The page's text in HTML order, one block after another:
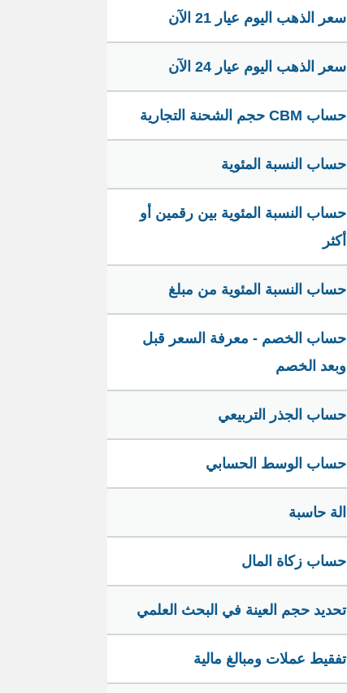
سعر الذهب اليوم عيار 21 الآن
سعر الذهب اليوم عيار 24 الآن
حساب CBM حجم الشحنة التجارية
حساب النسبة المئوية
حساب النسبة المئوية بين رقمين أو
أكثر
حساب النسبة المئوية من مبلغ
حساب الخصم - معرفة السعر قبل
وبعد الخصم
حساب الجذر التربيعي
حساب الوسط الحسابي
الة حاسبة
حساب زكاة المال
تحديد حجم العينة في البحث العلمي
تفقيط عملات ومبالغ مالية